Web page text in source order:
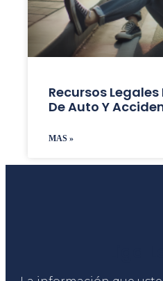
Recursos
De Auto Y
MAS »